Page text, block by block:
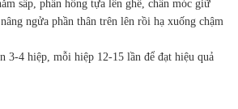
sấp, phần hông tựa lên ghế, chân móc giữ
ngửa phần thân trên lên rồi hạ xuống chậm
3-4 hiệp, mỗi hiệp 12-15 lần để đạt hiệu quả